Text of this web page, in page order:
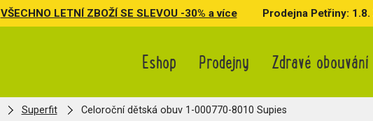
VŠECHNO LETNÍ ZBOŽÍ SE SLEVOU -30% a více Prodejna Petřiny: 1.8.
Eshop Prodejny Zdravé obouvání
Superfit Celoroční dětská obuv 1-000770-8010 Supies